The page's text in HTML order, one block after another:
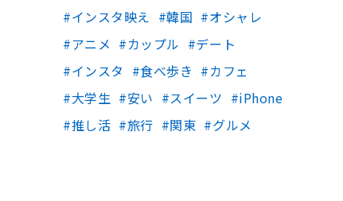
インスタ映え
韓国
オシャレ
アニメ
カップル
デート
インスタ
食べ歩き
カフェ
大学生
安い スイーツ
iPhone
推し活
旅行 関東 グルメ